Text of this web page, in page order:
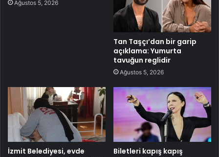
Ağustos 5, 2026
Tan Taşçı’dan bir garip
açıklama: Yumurta
tavuğun reglidir
Ağustos 5, 2026
İzmit Belediyesi, evde
Biletleri kapış kapış